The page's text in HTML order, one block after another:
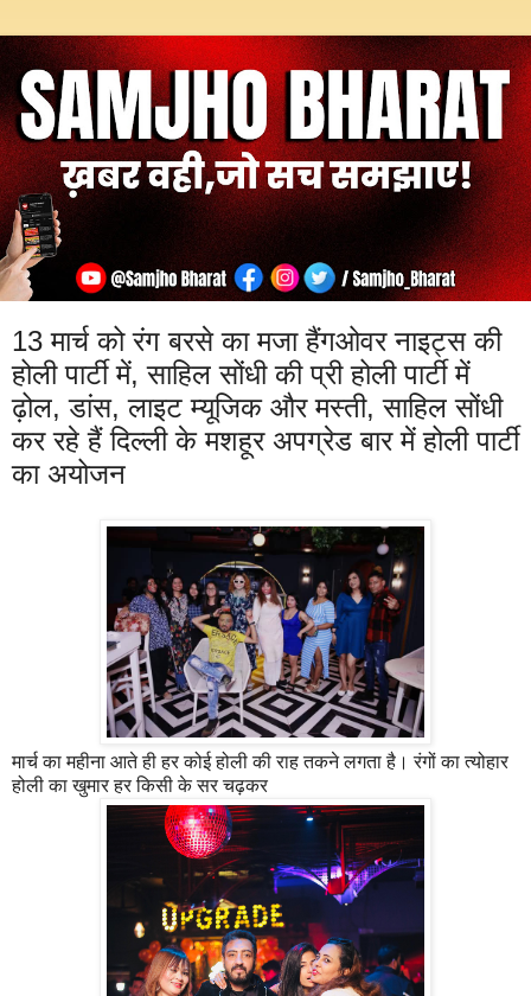
13 मार्च को रंग बरसे का मजा हैंगओवर नाइट्स की
होली पार्टी में, साहिल सोंधी की प्री होली पार्टी में
ढ़ोल, डांस, लाइट म्यूजिक और मस्ती, साहिल सोंधी
कर रहे हैं दिल्ली के मशहूर अपग्रेड बार में होली पार्टी
का अयोजन
मार्च का महीना आते ही हर कोई होली की राह तकने लगता है। रंगों का त्योहार
होली का खुमार हर किसी के सर चढ़कर